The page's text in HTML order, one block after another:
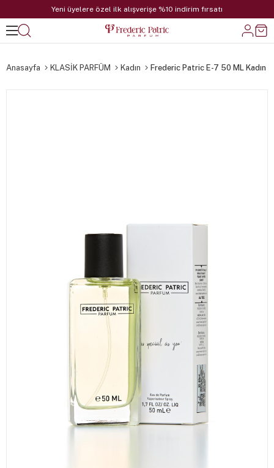
Yeni üyelere özel ilk alışverişe %10 indirim fırsatı
Anasayfa KLASİK PARFÜM Kadın Frederic Patric E-7 50 ML Kadın